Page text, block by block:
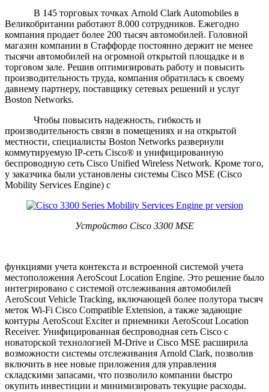
В 145 торговых точках Arnold Clark Automobiles в
Великобритании работают 8.000 сотрудников. Ежегодно
компания продает более 200 тысяч автомобилей. Головной
магазин компании в Стаффорде постоянно держит не менее
тысячи автомобилей на огромной открытой площадке и в
торговом зале. Решив оптимизировать работу и повысить
производительность труда, компания обратилась к своему
давнему партнеру, поставщику сетевых решений и услуг
Boston Networks.
Чтобы повысить надежность, гибкость и
производительность связи в помещениях и на открытой
местности, специалисты Boston Networks развернули
коммутируемую IP-сеть Cisco® и унифицированную
беспроводную сеть Cisco Unified Wireless Network. Кроме того,
у заказчика были установлены системы Cisco MSE (Cisco
Mobility Services Engine) с
Устройство Cisco 3300 MSE
функциями учета контекста и встроенной системой учета
местоположения AeroScout Location Engine. Это решение было
интегрировано с системой отслеживания автомобилей
AeroScout Vehicle Tracking, включающей более полутора тысяч
меток Wi-Fi Cisco Compatible Extension, а также задающие
контуры AeroScout Exciter и приемники AeroScout Location
Receiver. Унифицированная беспроводная сеть Cisco с
новаторской технологией M-Drive и Cisco MSE расширила
возможности системы отслеживания Arnold Clark, позволив
включить в нее новые приложения для управления
складскими запасами, что позволило компании быстро
окупить инвестиции и минимизировать текущие расходы.